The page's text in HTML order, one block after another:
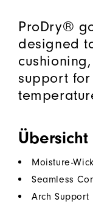
ProDry®
designed
support
Übersicht
Moisture-
Seamless
Arch Support